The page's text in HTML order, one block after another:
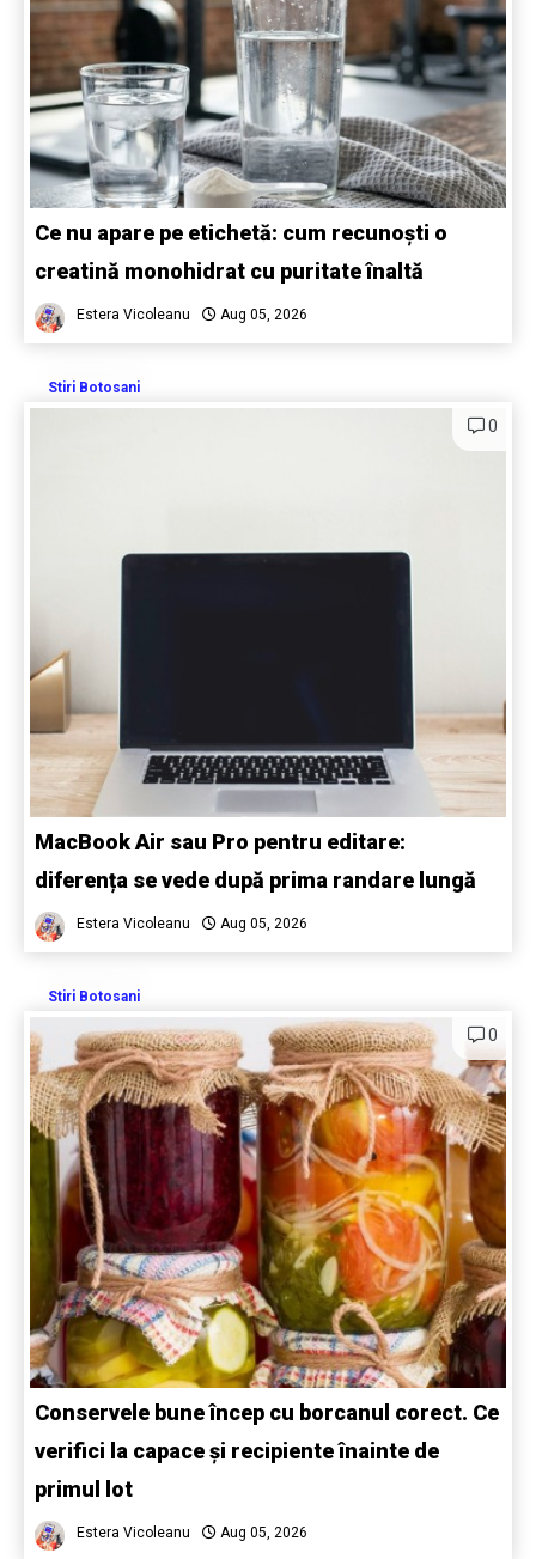
Ce nu apare pe etichetă: cum recunoști o
creatină monohidrat cu puritate înaltă
Estera Vicoleanu Aug 05, 2026
Stiri Botosani
0
MacBook Air sau Pro pentru editare:
diferența se vede după prima randare lungă
Estera Vicoleanu Aug 05, 2026
Stiri Botosani
0
Conservele bune încep cu borcanul corect. Ce
verifici la capace și recipiente înainte de
primul lot
Estera Vicoleanu Aug 05, 2026